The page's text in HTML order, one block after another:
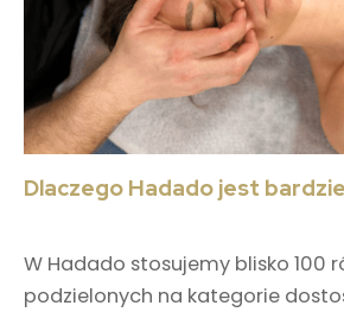
Dlaczego Hadado jest
W Hadado stosujemy blisko 100
podzielonych na kategorie